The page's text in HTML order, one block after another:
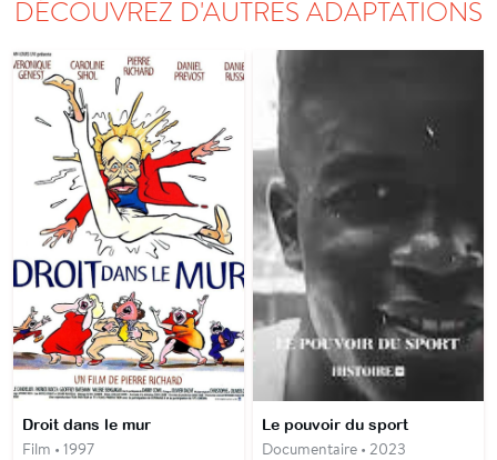
DÉCOUVREZ D'AUTRES ADAPTATIONS
Droit dans le mur
Film • 1997
Le pouvoir du sport
Documentaire • 2023